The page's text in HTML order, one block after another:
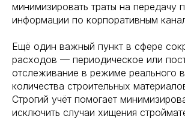
минимизировать траты на передачу
информации по корпоративным
Ещё один важный пункт в сфере
расходов — периодическое или
отслеживание в режиме реального
количества строительных
Строгий учёт помогает
исключить случаи хищения